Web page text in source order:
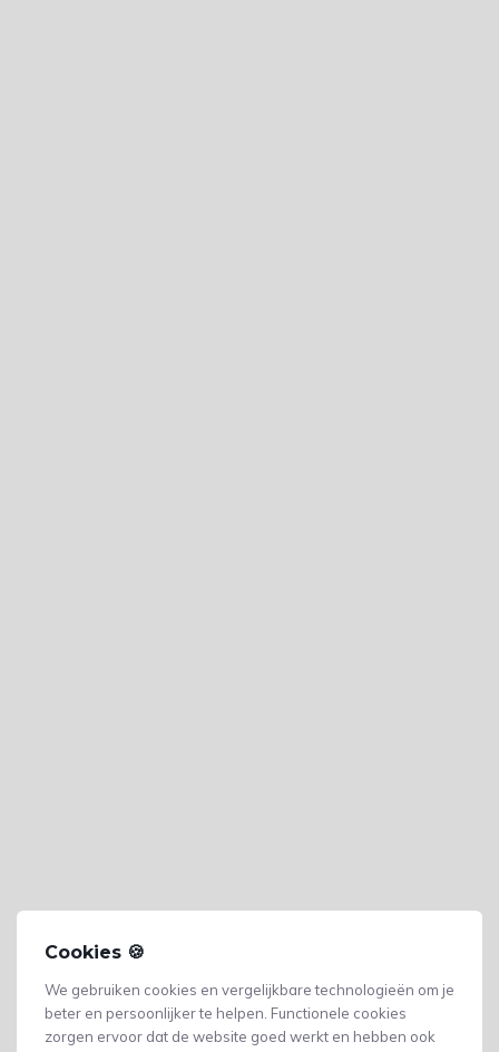
Cookies 🍪
We gebruiken cookies en vergelijkbare technologieën om je
beter en persoonlijker te helpen. Functionele cookies
zorgen ervoor dat de website goed werkt en hebben ook